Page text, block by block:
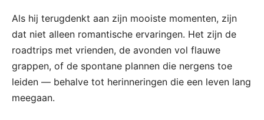
Als hij terugdenkt aan zijn mooiste momenten, zijn
dat niet alleen romantische ervaringen. Het zijn de
roadtrips met vrienden, de avonden vol flauwe
grappen, of de spontane plannen die nergens toe
leiden — behalve tot herinneringen die een leven lang
meegaan.